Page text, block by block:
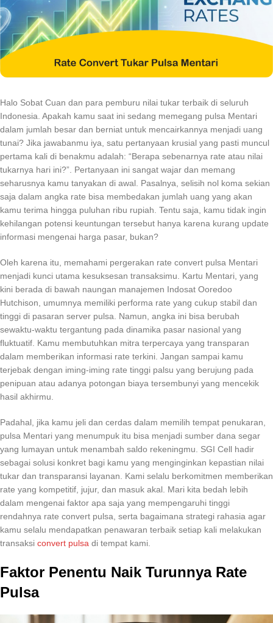
Halo Sobat Cuan dan para pemburu nilai tukar terbaik di seluruh
Indonesia. Apakah kamu saat ini sedang memegang pulsa Mentari
dalam jumlah besar dan berniat untuk mencairkannya menjadi uang
tunai? Jika jawabanmu iya, satu pertanyaan krusial yang pasti muncul
pertama kali di benakmu adalah: “Berapa sebenarnya rate atau nilai
tukarnya hari ini?”. Pertanyaan ini sangat wajar dan memang
seharusnya kamu tanyakan di awal. Pasalnya, selisih nol koma sekian
saja dalam angka rate bisa membedakan jumlah uang yang akan
kamu terima hingga puluhan ribu rupiah. Tentu saja, kamu tidak ingin
kehilangan potensi keuntungan tersebut hanya karena kurang update
informasi mengenai harga pasar, bukan?
Oleh karena itu, memahami pergerakan rate convert pulsa Mentari
menjadi kunci utama kesuksesan transaksimu. Kartu Mentari, yang
kini berada di bawah naungan manajemen Indosat Ooredoo
Hutchison, umumnya memiliki performa rate yang cukup stabil dan
tinggi di pasaran server pulsa. Namun, angka ini bisa berubah
sewaktu-waktu tergantung pada dinamika pasar nasional yang
fluktuatif. Kamu membutuhkan mitra terpercaya yang transparan
dalam memberikan informasi rate terkini. Jangan sampai kamu
terjebak dengan iming-iming rate tinggi palsu yang berujung pada
penipuan atau adanya potongan biaya tersembunyi yang mencekik
hasil akhirmu.
Padahal, jika kamu jeli dan cerdas dalam memilih tempat penukaran,
pulsa Mentari yang menumpuk itu bisa menjadi sumber dana segar
yang lumayan untuk menambah saldo rekeningmu. SGI Cell hadir
sebagai solusi konkret bagi kamu yang menginginkan kepastian nilai
tukar dan transparansi layanan. Kami selalu berkomitmen memberikan
rate yang kompetitif, jujur, dan masuk akal. Mari kita bedah lebih
dalam mengenai faktor apa saja yang mempengaruhi tinggi
rendahnya rate convert pulsa, serta bagaimana strategi rahasia agar
kamu selalu mendapatkan penawaran terbaik setiap kali melakukan
transaksi convert pulsa di tempat kami.
Faktor Penentu Naik Turunnya Rate
Pulsa